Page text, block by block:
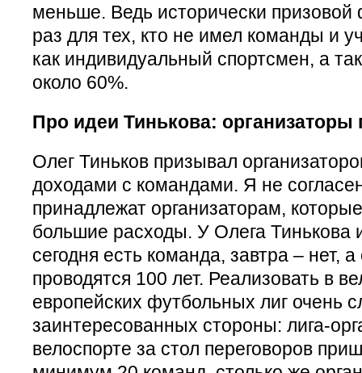
меньше. Ведь исторически
раз для тех, кто не имел команды и
как индивидуальный спортсмен, а
около 60%.
Про идеи Тинькова: организаторы
Олег Тиньков призывал
доходами с командами. Я не
принадлежат организаторам,
большие расходы. У Олега Тинькова
сегодня есть команда, завтра – нет,
проводятся 100 лет. Реализовать в
европейских футбольных лиг очень
заинтересованных стороны: лига-
велоспорте за стол переговоров